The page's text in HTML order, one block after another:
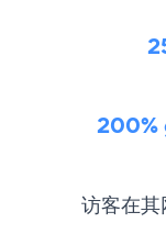
200%
访客在